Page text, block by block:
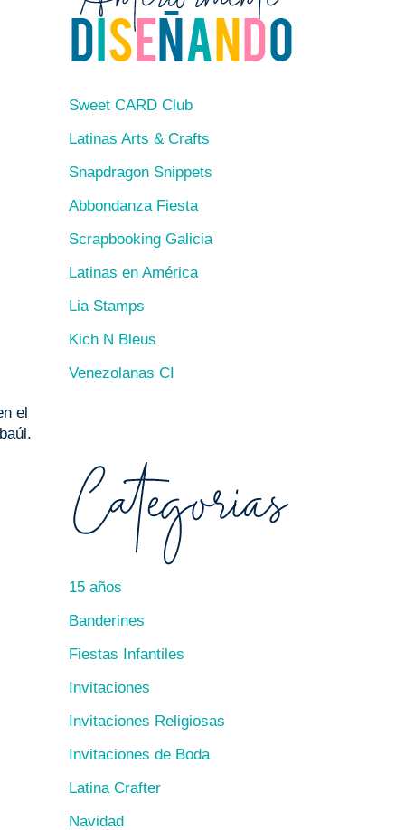
el
Sweet CARD Club
Latinas Arts & Crafts
Snapdragon Snippets
Abbondanza Fiesta
Scrapbooking Galicia
Latinas en América
Lia Stamps
Kich N Bleus
Venezolanas CI
15 años
Banderines
Fiestas Infantiles
Invitaciones
Invitaciones Religiosas
Invitaciones de Boda
Latina Crafter
Navidad